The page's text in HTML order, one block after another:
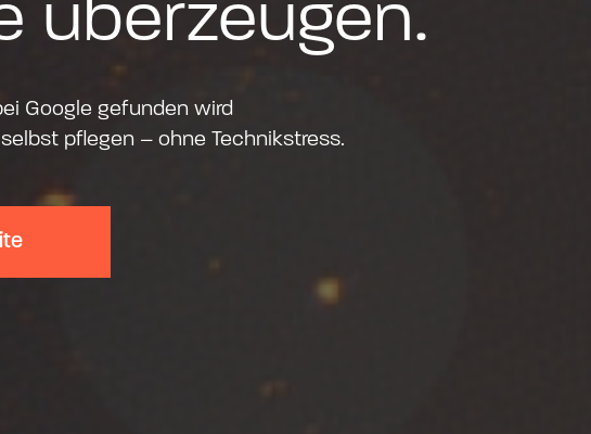
überzeugen.
Google gefunden wird
pflegen – ohne Technikstress.